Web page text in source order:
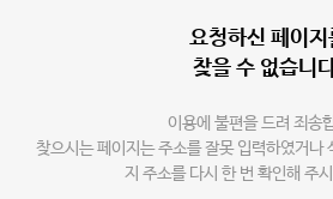
요청하신 페이지
찾을 수 없습니
이용에 불편을 드려 죄송
찾으시는 페이지는 주소를 잘못 입력하였거나
지 주소를 다시 한 번 확인해 주